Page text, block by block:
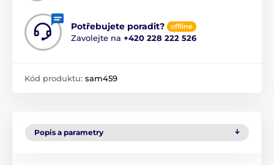
Potřebujete poradit? offline
Zavolejte na +420 228 222 526
Kód produktu: sam459
Popis a parametry